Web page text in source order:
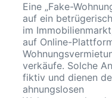
Eine „Fake-
auf ein
im
auf Online-
verkäufe. Solche
fiktiv und dienen
ahnungslosen